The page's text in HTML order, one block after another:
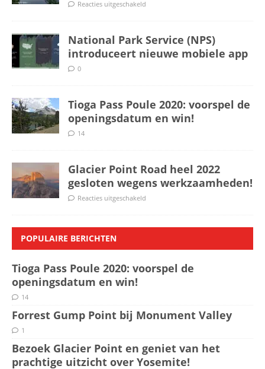
Reacties uitgeschakeld
National Park Service (NPS)
introduceert nieuwe mobiele app
0
Tioga Pass Poule 2020: voorspel de
openingsdatum en win!
14
Glacier Point Road heel 2022
gesloten wegens werkzaamheden!
Reacties uitgeschakeld
POPULAIRE BERICHTEN
Tioga Pass Poule 2020: voorspel de
openingsdatum en win!
14
Forrest Gump Point bij Monument Valley
1
Bezoek Glacier Point en geniet van het
prachtige uitzicht over Yosemite!